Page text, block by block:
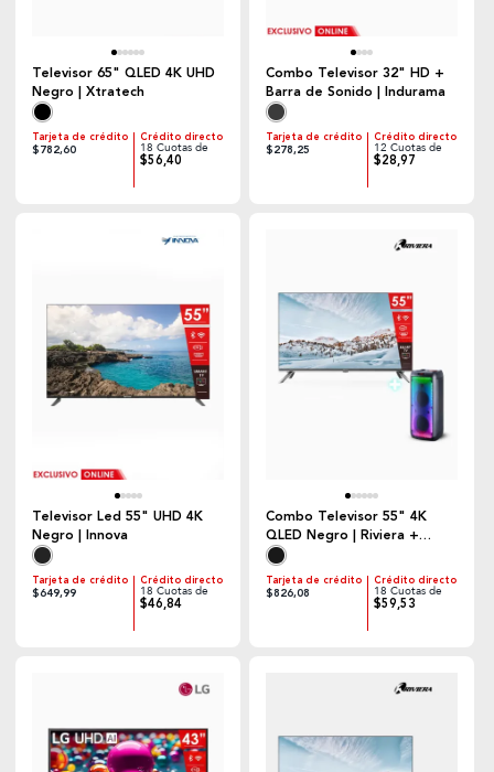
Televisor 65" QLED 4K UHD
Negro | Xtratech
Tarjeta de crédito
$782,60
Crédito directo
18 Cuotas de
$56,40
Combo Televisor 32" HD +
Barra de Sonido | Indurama
Tarjeta de crédito
$278,25
Crédito directo
12 Cuotas de
$28,97
Televisor Led 55" UHD 4K
Negro | Innova
Tarjeta de crédito
$649,99
Crédito directo
18 Cuotas de
$46,84
Combo Televisor 55" 4K
QLED Negro | Riviera +
Parlante Recargable Negro
Tarjeta de crédito
$826,08
Crédito directo
18 Cuotas de
$59,53